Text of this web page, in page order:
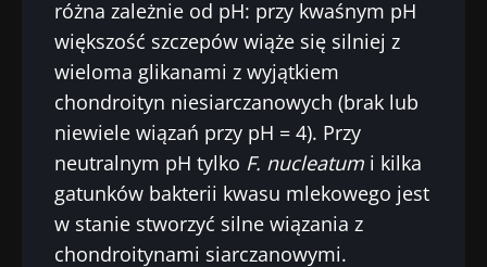
różna zależnie od pH: przy kwaśnym pH
większość szczepów wiąże się silniej z
wieloma glikanami z wyjątkiem
chondroityn niesiarczanowych (brak lub
niewiele wiązań przy pH = 4). Przy
neutralnym pH tylko F. nucleatum i kilka
gatunków bakterii kwasu mlekowego jest
w stanie stworzyć silne wiązania z
chondroitynami siarczanowymi.
Przekierowanie
Zamierzasz przekierować i opuszczać naszą
stronę internetową
Zostać przekierowany
Pobyt na stronie internetowej Instytutu
pracowników służby zdrowia”, aby być na
bieżąco z najnowszymi informacjami o
mikrobiocie.
Chcę zaprenumerować inne wiadomości z
Chcę zaprenumerować inne wiadomości z
Biocodexu
Zapoznałem się i akceptujęogólne warunki
korzystaniaipolityka ochrony danych
osobowychBiocodex Microbiota Institute.
* Pole obowiązkowe
BMI 20-35